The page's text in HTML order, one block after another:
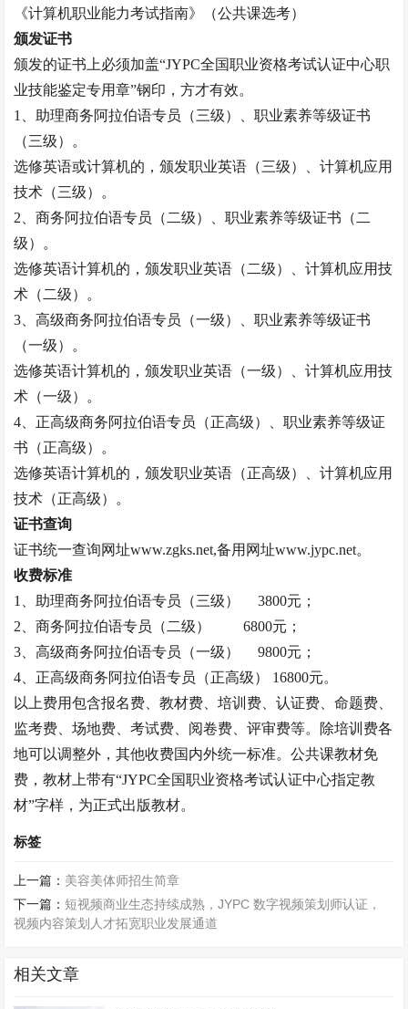
《计算机职业能力考试指南》（公共课选考）
颁发证书
颁发的证书上必须加盖“JYPC全国职业资格考试认证中心职
业技能鉴定专用章”钢印，方才有效。
1、助理商务阿拉伯语专员 （三级）、职业素养等级证书
（三级）。
选修英语或计算机的，颁发职业英语（三级）、计算机应用
技术（三级）。
2、商务阿拉伯语专员 （二级）、职业素养等级证书（二
级）。
选修英语计算机的，颁发职业英语（二级）、计算机应用技
术（二级）。
3、高级商务阿拉伯语专员 （一级）、职业素养等级证书
（一级）。
选修英语计算机的，颁发职业英语（一级）、计算机应用技
术（一级）。
4、正高级商务阿拉伯语专员 （正高级）、职业素养等级证
书（正高级）。
选修英语计算机的，颁发职业英语（正高级）、计算机应用
技术（正高级）。
证书查询
证书统一查询网址www.zgks.net,备用网址www.jypc.net。
收费标准
1、助理商务阿拉伯语专员 （三级）
3800元；
2、商务阿拉伯语专员 （二级）
6800元；
3、高级商务阿拉伯语专员 （一级）
9800元；
4、正高级商务阿拉伯语专员 （正高级）
16800元。
以上费用包含报名费、教材费、培训费、认证费、命题费、
监考费、场地费、考试费、阅卷费、评审费等。除培训费各
地可以调整外，其他收费国内外统一标准。公共课教材免
费，教材上带有“JYPC全国职业资格考试认证中心指定教
材”字样，为正式出版教材。
标签
上一篇： 美容美体师招生简章
下一篇： 短视频商业生态持续成熟，JYPC 数字视频策划师认证，
视频内容策划人才拓宽职业发展通道
相关文章